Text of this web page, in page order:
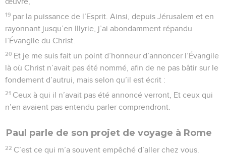
19 par la puissance de l’Esprit. Ainsi, depuis Jérusalem et en
rayonnant jusqu’en Illyrie, j’ai abondamment répandu
l’Évangile du Christ.
20 Et je me suis fait un point d’honneur d’annoncer l’Évangile
là où Christ n’avait pas été nommé, afin de ne pas bâtir sur le
fondement d’autrui, mais selon qu’il est écrit :
21 Ceux à qui il n’avait pas été annoncé verront, Et ceux qui
n’en avaient pas entendu parler comprendront.
Paul parle de son projet de voyage à Rome
22 C’est ce qui m’a souvent empêché d’aller chez vous.